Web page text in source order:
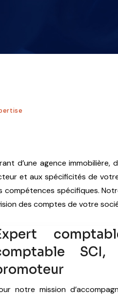
d’une agence
et aux spécificités de
compétences spécifiques.
des comptes de votre
notre mission